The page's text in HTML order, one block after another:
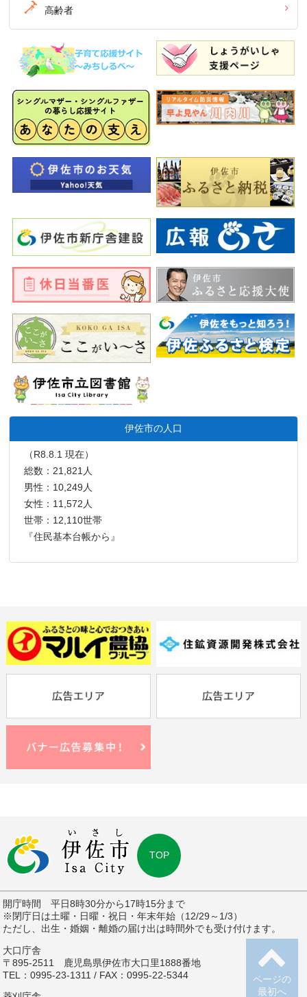
高齢者
伊佐市の人口
（R8.8.1 現在）
総数：21,821人
男性：10,249人
女性：11,572人
世帯：12,110世帯
『住民基本台帳から』
ページの
最初へ
TOP
開庁時間 平日8時30分から17時15分まで
※閉庁日は土曜・日曜・祝日・年末年始（12/29～1/3）
ただし、出生・婚姻・離婚の届け出は時間外でも受け付けます。
大口庁舎
〒895-2511 鹿児島県伊佐市大口里1888番地
TEL：0995-23-1311 / FAX：0995-22-5344